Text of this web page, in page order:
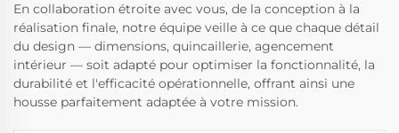
En collaboration étroite avec vous, de la conception à la
réalisation finale, notre équipe veille à ce que chaque détail
du design — dimensions, quincaillerie, agencement
intérieur — soit adapté pour optimiser la fonctionnalité, la
durabilité et l'efficacité opérationnelle, offrant ainsi une
housse parfaitement adaptée à votre mission.